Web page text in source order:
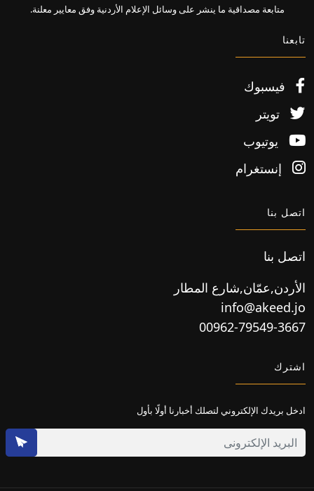
متابعة مصداقية ما ينشر على وسائل الإعلام الأردنية وفق معايير معلنة.
تابعنا
فيسبوك
تويتر
يوتيوب
إنستغرام
اتصل بنا
اتصل بنا
الأردن,عمّان,شارع المطار
info@akeed.jo
00962-79549-3667
اشترك
ادخل بريدك الإلكتروني لتصلك أخبارنا أولًا بأول